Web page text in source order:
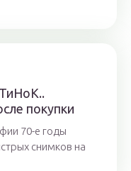
покупки
70-е годы
снимков на